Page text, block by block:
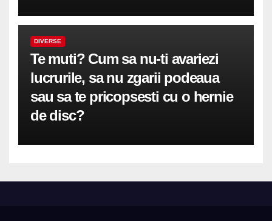
DIVERSE
Te muti? Cum sa nu-ti avariezi
lucrurile, sa nu zgarii podeaua
sau sa te pricopsesti cu o hernie
de disc?